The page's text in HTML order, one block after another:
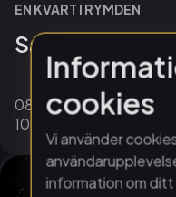
EN KVART I RYMDEN
Satelliter och
08 augusti
10:45
cookies
Vi använder
information om ditt